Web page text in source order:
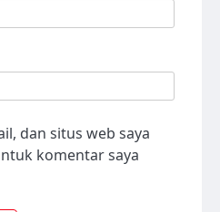
dan situs web saya
komentar saya